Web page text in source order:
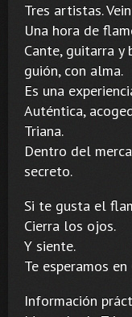
Tres artistas.
Una hora de
Cante, guitarra y
guión, con alma.
Es una
Auténtica,
Triana.
Dentro del
secreto.
Si te gusta el
Cierra los ojos.
Y siente.
Te esperamos en
Información